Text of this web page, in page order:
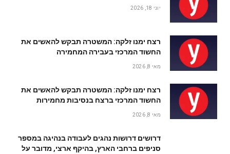
יוני 18, 2026
רצח ימנו זלקה: המשטרה תבקש להאשים את
החשוד המרכזי בעבירה המחמירה
מאי 8, 2026
רצח ימנו זלקה: המשטרה תבקש להאשים את
החשוד המרכזי ברצח בנסיבות מחמירות
מאי 8, 2026
דרושים דרושות נהגים לעבודה בנהיגה במספר
סניפים ברחבי הארץ, בהיקף ארצי, מדובר על